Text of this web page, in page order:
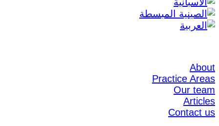
About
Practice Areas
Our team
Articles
Contact us